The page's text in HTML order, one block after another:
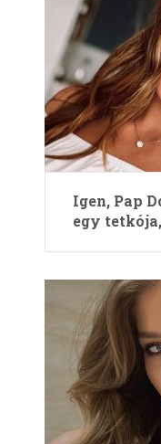
Igen, Pap
egy